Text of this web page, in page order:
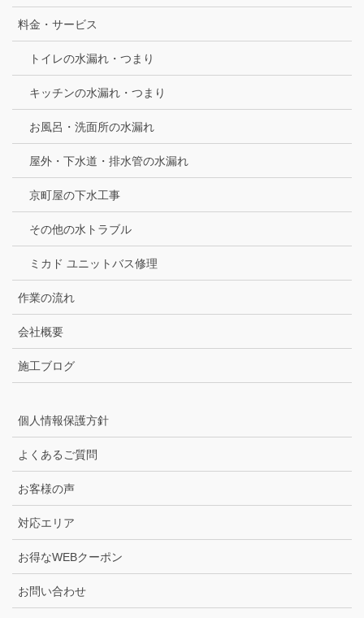
料金・サービス
トイレの水漏れ・つまり
キッチンの水漏れ・つまり
お風呂・洗面所の水漏れ
屋外・下水道・排水管の水漏れ
京町屋の下水工事
その他の水トラブル
ミカド ユニットバス修理
作業の流れ
会社概要
施工ブログ
個人情報保護方針
よくあるご質問
お客様の声
対応エリア
お得なWEBクーポン
お問い合わせ